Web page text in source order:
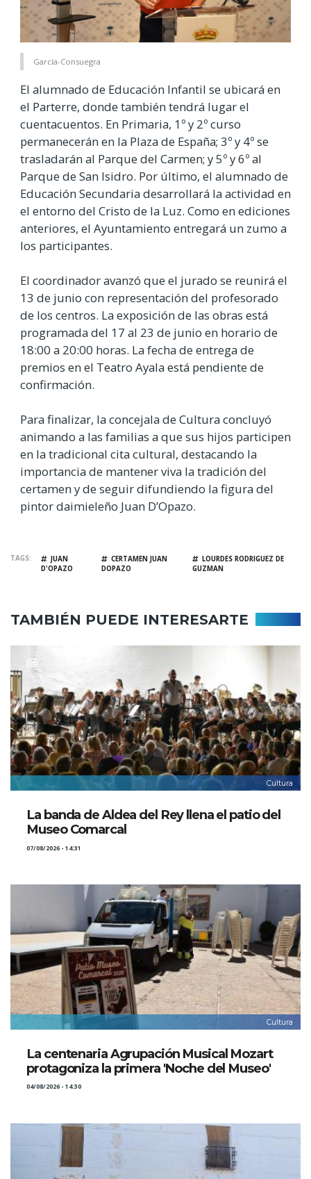
García-Consuegra
El alumnado de Educación Infantil se ubicará en
el Parterre, donde también tendrá lugar el
cuentacuentos. En Primaria, 1º y 2º curso
permanecerán en la Plaza de España; 3º y 4º se
trasladarán al Parque del Carmen; y 5º y 6º al
Parque de San Isidro. Por último, el alumnado de
Educación Secundaria desarrollará la actividad en
el entorno del Cristo de la Luz. Como en ediciones
anteriores, el Ayuntamiento entregará un zumo a
los participantes.
El coordinador avanzó que el jurado se reunirá el
13 de junio con representación del profesorado
de los centros. La exposición de las obras está
programada del 17 al 23 de junio en horario de
18:00 a 20:00 horas. La fecha de entrega de
premios en el Teatro Ayala está pendiente de
confirmación.
Para finalizar, la concejala de Cultura concluyó
animando a las familias a que sus hijos participen
en la tradicional cita cultural, destacando la
importancia de mantener viva la tradición del
certamen y de seguir difundiendo la figura del
pintor daimieleño Juan D’Opazo.
TAGS
JUAN
D'OPAZO
CERTAMEN JUAN
DOPAZO
LOURDES RODRIGUEZ DE
GUZMAN
TAMBIÉN PUEDE INTERESARTE
Cultura
La banda de Aldea del Rey llena el patio del
Museo Comarcal
07/08/2026 - 14:31
Cultura
La centenaria Agrupación Musical Mozart
protagoniza la primera 'Noche del Museo'
04/08/2026 - 14:30